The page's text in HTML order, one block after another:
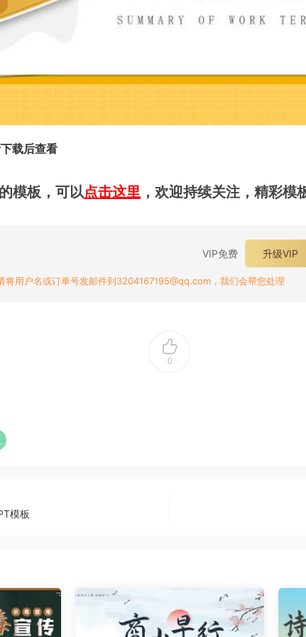
载后查看
模板，可以点击这里 ，欢迎持续关注，精彩模
VIP免费 升级VIP
将用户名或订单号发邮件到3204167195@qq.com，我们会帮您处理
0
模板